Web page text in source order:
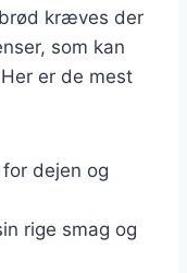
kræves der
som kan
er de mest
dejen og
rige smag og